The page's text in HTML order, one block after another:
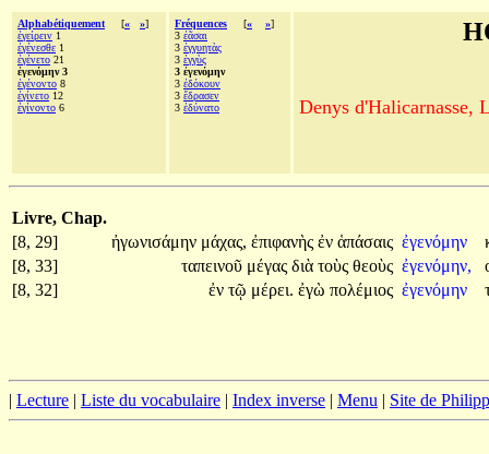
Alphabétiquement [« »]
ἐγείρειν 1
ἐγένεσθε 1
ἐγένετο 21
ἐγενόμην 3
ἐγένοντο 8
ἐγίνετο 12
ἐγίνοντο 6
Fréquences [« »]
3 ἐᾶσαι
3 ἐγγυητὰς
3 ἐγγὺς
3 ἐγενόμην
3 ἐδόκουν
3 ἔδρασεν
3 ἐδύνατο Denys d'Halicarnasse,
Livre, Chap.
[8, 29]
ἠγωνισάμην μάχας, ἐπιφανὴς ἐν ἁπάσαις ἐγενόμην
[8, 33]
ταπεινοῦ μέγας διὰ τοὺς θεοὺς ἐγενόμην,
[8, 32]
ἐν τῷ μέρει. ἐγὼ πολέμιος ἐγενόμην
| Lecture | Liste du vocabulaire | Index inverse | Menu | Site de